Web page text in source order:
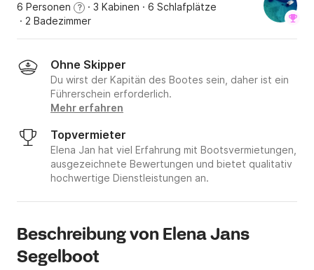
6 Personen ? · 3 Kabinen · 6 Schlafplätze
· 2 Badezimmer
Ohne Skipper
Du wirst der Kapitän des Bootes sein, daher ist ein
Führerschein erforderlich.
Mehr erfahren
Topvermieter
Elena Jan hat viel Erfahrung mit Bootsvermietungen,
ausgezeichnete Bewertungen und bietet qualitativ
hochwertige Dienstleistungen an.
Beschreibung von Elena Jans
Segelboot